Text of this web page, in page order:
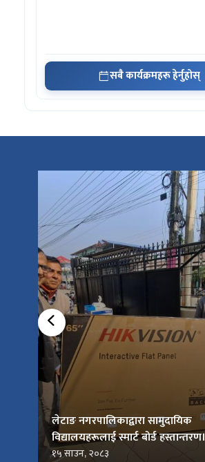
सबै कार्यक्रमहरू हेर्नुहोस्
लेटाङ नगरपालिकाद्वारा सामुदायिक
विद्यालयहरूलाई स्मार्ट बोर्ड हस्तान्तरण।
१५ साउन, २०८३